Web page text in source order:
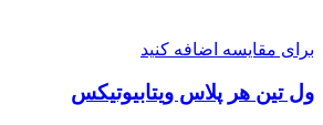
برای مقایسه اضافه کنید
ول‌ تین هر پلاس ویتابیوتیکس